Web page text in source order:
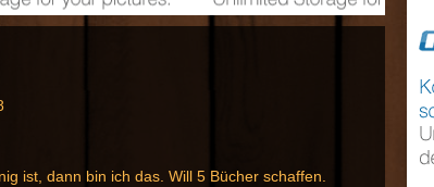
ist, dann bin ich das. Will 5 Bücher schaffen.